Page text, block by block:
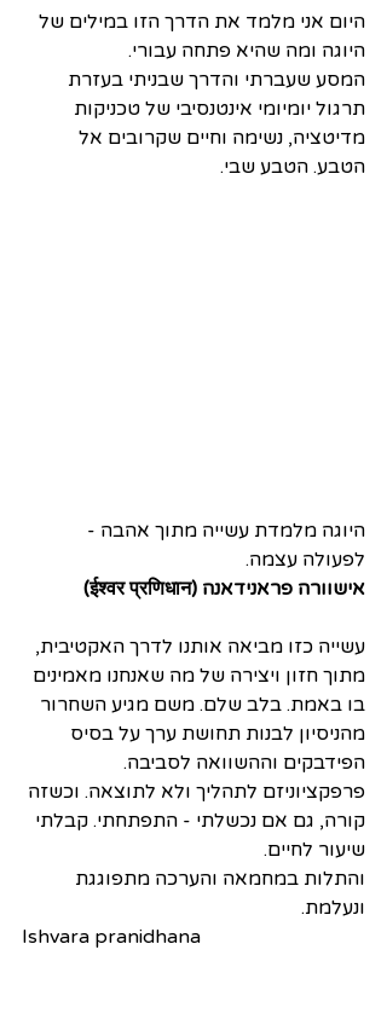
היום אני מלמד את הדרך הזו במילים של
היוגה ומה שהיא פתחה עבורי.
המסע שעברתי והדרך שבניתי בעזרת
תרגול יומיומי אינטנסיבי של טכניקות
מדיטציה, נשימה וחיים שקרובים אל
הטבע. הטבע שבי.
היוגה מלמדת עשייה מתוך אהבה -
לפעולה עצמה.
אישוורה פראנידאנה (ईश्वर प्रणिधान)
עשייה כזו מביאה אותנו לדרך האקטיבית,
מתוך חזון ויצירה של מה שאנחנו מאמינים
בו באמת. בלב שלם. משם מגיע השחרור
מהניסיון לבנות תחושת ערך על בסיס
הפידבקים וההשוואה לסביבה.
פרפקציוניזם לתהליך ולא לתוצאה. וכשזה
קורה, גם אם נכשלתי - התפתחתי. קבלתי
שיעור לחיים.
והתלות במחמאה והערכה מתפוגגת
ונעלמת.
Ishvara pranidhana